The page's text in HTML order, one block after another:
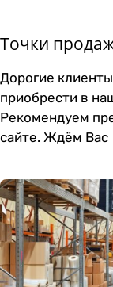
Точки
Дорогие
приобрести в
Рекомендуем
сайте. Ждём Вас